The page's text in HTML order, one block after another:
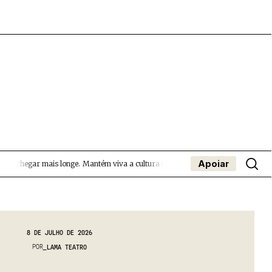
chegar mais longe. Mantém viva a cultura independente — apoia o
Apoiar
8 DE JULHO DE 2026
POR
LAMA TEATRO